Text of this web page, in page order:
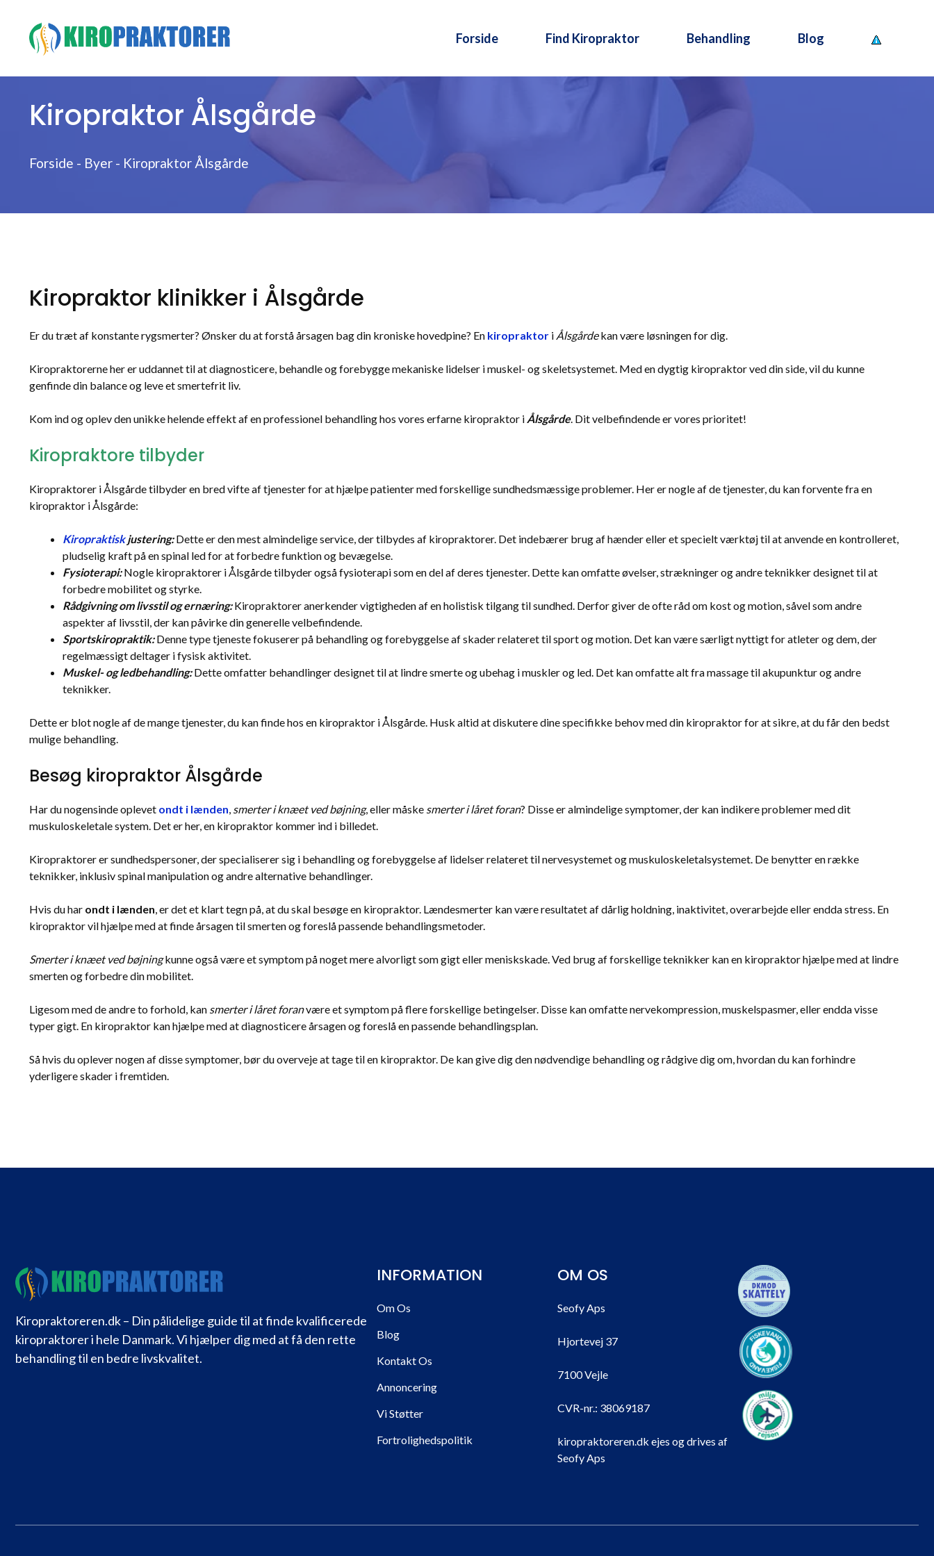
indhold
Forside Find Kiropraktor Behandling Blog
Kiropraktor Ålsgårde
Forside - Byer - Kiropraktor Ålsgårde
Kiropraktor klinikker i Ålsgårde
Er du træt af konstante rygsmerter? Ønsker du at forstå årsagen bag din kroniske hovedpine? En kiropraktor i Ålsgårdekan være løsningen for dig.
Kiropraktorerne her er uddannet til at diagnosticere, behandle og forebygge mekaniske lidelser i muskel- og skeletsystemet. Med en dygtig kiropraktor ved din side, vil du kunne
genfinde din balance og leve et smertefrit liv.
Kom ind og oplev den unikke helende effekt af en professionel behandling hos vores erfarne kiropraktor i Ålsgårde. Dit velbefindende er vores prioritet!
Kiropraktore tilbyder
Kiropraktorer i Ålsgårde tilbyder en bred vifte af tjenester for at hjælpe patienter med forskellige sundhedsmæssige problemer. Her er nogle af de tjenester, du kan forvente fra en
kiropraktor i Ålsgårde:
Kiropraktiskjustering:Dette er den mest almindelige service, der tilbydes af kiropraktorer. Det indebærer brug af hænder eller et specielt værktøj til at anvende en kontrolleret,
pludselig kraft på en spinal led for at forbedre funktion og bevægelse.
Fysioterapi:Nogle kiropraktorer i Ålsgårde tilbyder også fysioterapi som en del af deres tjenester. Dette kan omfatte øvelser, strækninger og andre teknikker designet til at
forbedre mobilitet og styrke.
Rådgivning om livsstil og ernæring:Kiropraktorer anerkender vigtigheden af en holistisk tilgang til sundhed. Derfor giver de ofte råd om kost og motion, såvel som andre
aspekter af livsstil, der kan påvirke din generelle velbefindende.
Sportskiropraktik:Denne type tjeneste fokuserer på behandling og forebyggelse af skader relateret til sport og motion. Det kan være særligt nyttigt for atleter og dem, der
regelmæssigt deltager i fysisk aktivitet.
Muskel- og ledbehandling:Dette omfatter behandlinger designet til at lindre smerte og ubehag i muskler og led. Det kan omfatte alt fra massage til akupunktur og andre
teknikker.
Dette er blot nogle af de mange tjenester, du kan finde hos en kiropraktor i Ålsgårde. Husk altid at diskutere dine specifikke behov med din kiropraktor for at sikre, at du får den bedst
mulige behandling.
Besøg kiropraktor Ålsgårde
Har du nogensinde oplevet ondt i lænden, smerter i knæet ved bøjning, eller måske smerter i låret foran? Disse er almindelige symptomer, der kan indikere problemer med dit
muskuloskeletale system. Det er her, en kiropraktor kommer ind i billedet.
Kiropraktorer er sundhedspersoner, der specialiserer sig i behandling og forebyggelse af lidelser relateret til nervesystemet og muskuloskeletalsystemet. De benytter en række
teknikker, inklusiv spinal manipulation og andre alternative behandlinger.
Hvis du har ondt i lænden, er det et klart tegn på, at du skal besøge en kiropraktor. Lændesmerter kan være resultatet af dårlig holdning, inaktivitet, overarbejde eller endda stress. En
kiropraktor vil hjælpe med at finde årsagen til smerten og foreslå passende behandlingsmetoder.
Smerter i knæet ved bøjningkunne også være et symptom på noget mere alvorligt som gigt eller meniskskade. Ved brug af forskellige teknikker kan en kiropraktor hjælpe med at lindre
smerten og forbedre din mobilitet.
Ligesom med de andre to forhold, kan smerter i låret foranvære et symptom på flere forskellige betingelser. Disse kan omfatte nervekompression, muskelspasmer, eller endda visse
typer gigt. En kiropraktor kan hjælpe med at diagnosticere årsagen og foreslå en passende behandlingsplan.
Så hvis du oplever nogen af disse symptomer, bør du overveje at tage til en kiropraktor. De kan give dig den nødvendige behandling og rådgive dig om, hvordan du kan forhindre
yderligere skader i fremtiden.
Kiropraktoreren.dk – Din pålidelige guide til at finde kvalificerede
kiropraktorer i hele Danmark. Vi hjælper dig med at få den rette
behandling til en bedre livskvalitet.
INFORMATION
Om Os
Blog
Kontakt Os
Annoncering
Vi Støtter
Fortrolighedspolitik
OM OS
Seofy Aps
Hjortevej 37
7100 Vejle
CVR-nr.: 38069187
kiropraktoreren.dk ejes og drives af
Seofy Aps